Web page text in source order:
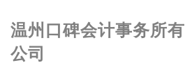
温州口碑会计事务所
公司